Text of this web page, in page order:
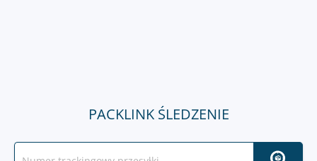
PACKLINK ŚLEDZENIE